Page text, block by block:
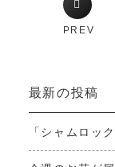
PREV
最新の投稿
「シャムロッ